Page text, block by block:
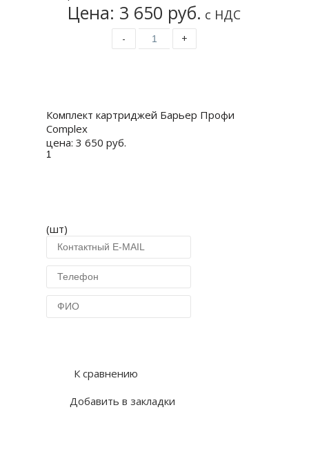
Цена: 3 650 руб. с НДС
- +
Комплект картриджей Барьер Профи
Complex
цена:3 650 руб.
(шт)
К сравнению
Добавить в закладки